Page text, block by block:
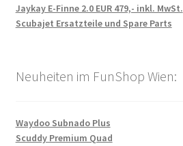
Jaykay E-Finne 2.0 EUR 479,- inkl. MwSt.
Scubajet Ersatzteile und Spare Parts
Neuheiten im FunShop Wien:
Waydoo Subnado Plus
Scuddy Premium Quad